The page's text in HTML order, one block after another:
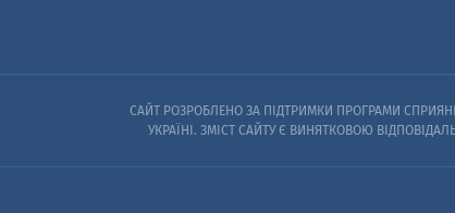
САЙТ РОЗРОБЛЕНО ЗА ПІДТРИМКИ ПРОГРАМИ
УКРАЇНІ. ЗМІСТ САЙТУ Є ВИНЯТКОВОЮ